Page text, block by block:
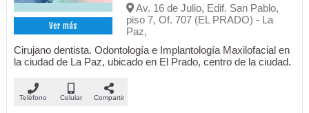
Ver más
Av. 16 de Julio, Edif. San Pablo,
piso 7, Of. 707 (EL PRADO) - La
Paz,
Cirujano dentista. Odontología e Implantología Maxilofacial en
la ciudad de La Paz, ubicado en El Prado, centro de la ciudad.
Teléfono Celular Compartir